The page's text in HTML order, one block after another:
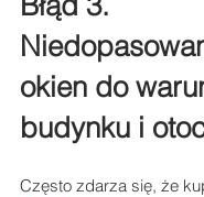
okien do
budynku i
Często zdarza się, że